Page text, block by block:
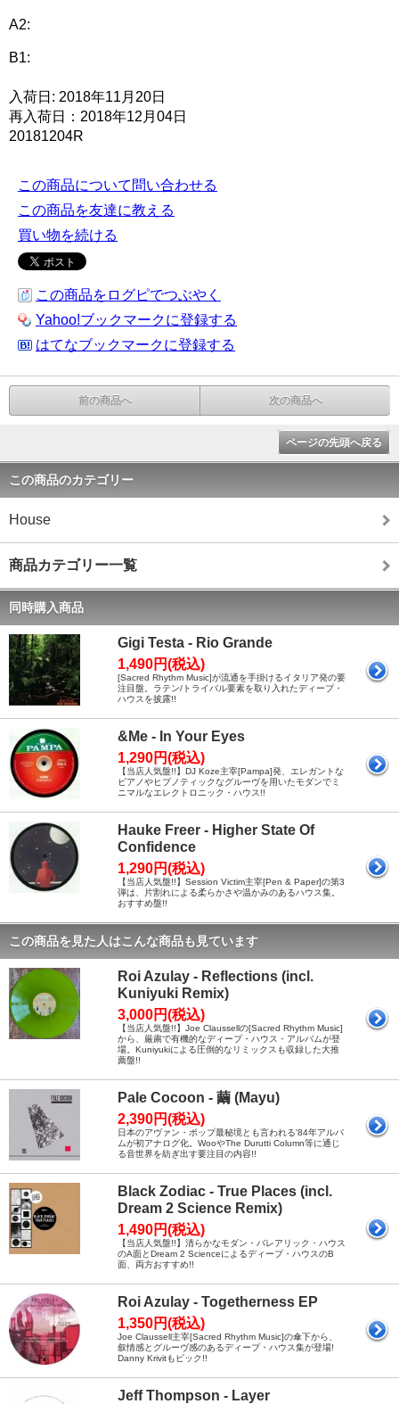
A2:
B1:
入荷日: 2018年11月20日
再入荷日：2018年12月04日
20181204R
この商品について問い合わせる
この商品を友達に教える
買い物を続ける
この商品をログピでつぶやく
Yahoo!ブックマークに登録する
はてなブックマークに登録する
前の商品へ 次の商品へ
ページの先頭へ戻る
この商品のカテゴリー
House
商品カテゴリー一覧
同時購入商品
Gigi Testa - Rio Grande
1,490円(税込)
[Sacred Rhythm Music]が流通を手掛けるイタリア発の要
注目盤。ラテン/トライバル要素を取り入れたディープ・
ハウスを披露!!
&Me - In Your Eyes
1,290円(税込)
【当店人気盤!!】DJ Koze主宰[Pampa]発、エレガントな
ピアノやヒプノティックなグルーヴを用いたモダンでミ
ニマルなエレクトロニック・ハウス!!
Hauke Freer - Higher State Of
Confidence
1,290円(税込)
【当店人気盤!!】Session Victim主宰[Pen & Paper]の第3
弾は、片割れによる柔らかさや温かみのあるハウス集。
おすすめ盤!!
この商品を見た人はこんな商品も見ています
Roi Azulay - Reflections (incl.
Kuniyuki Remix)
3,000円(税込)
【当店人気盤!!】Joe Claussellの[Sacred Rhythm Music]
から、厳粛で有機的なディープ・ハウス・アルバムが登
場。Kuniyukiによる圧倒的なリミックスも収録した大推
薦盤!!
Pale Cocoon - 繭 (Mayu)
2,390円(税込)
日本のアヴァン・ポップ最秘境とも言われる'84年アルバ
ムが初アナログ化。WooやThe Durutti Column等に通じ
る音世界を紡ぎ出す要注目の内容!!
Black Zodiac - True Places (incl.
Dream 2 Science Remix)
1,490円(税込)
【当店人気盤!!】清らかなモダン・バレアリック・ハウス
のA面とDream 2 Scienceによるディープ・ハウスのB
面、両方おすすめ!!
Roi Azulay - Togetherness EP
1,350円(税込)
Joe Claussell主宰[Sacred Rhythm Music]の傘下から、
叙情感とグルーヴ感のあるディープ・ハウス集が登場!
Danny Krivitもピック!!
Jeff Thompson - Layer